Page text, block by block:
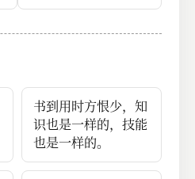
书到用时方恨少，知
识也是一样的，技能
也是一样的。